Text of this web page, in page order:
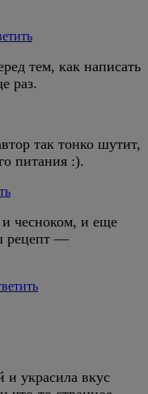
тем, как написать
раз.
так тонко шутит,
питания :).
чесноком, и еще
рецепт —
и украсила вкус